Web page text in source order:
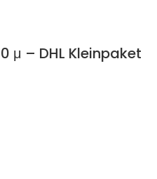
μ – DHL Kleinpaket